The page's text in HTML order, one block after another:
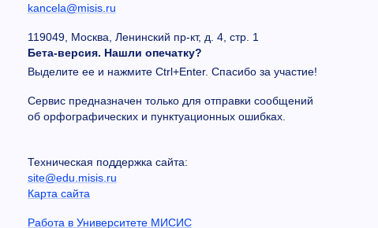
kancela@misis.ru
119049, Москва, Ленинский пр-кт, д. 4, стр. 1
Бета-версия. Нашли опечатку?
Выделите ее и нажмите Ctrl+Enter. Спасибо за участие!
Сервис предназначен только для отправки сообщений
об орфографических и пунктуационных ошибках.
Техническая поддержка сайта:
site@edu.misis.ru
Карта сайта
Работа в Университете МИСИС